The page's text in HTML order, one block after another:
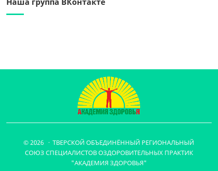
© 2026 · ТВЕРСКОЙ ОБЪЕДИНЁННЫЙ РЕГИОНАЛЬНЫЙ
СОЮЗ СПЕЦИАЛИСТОВ ОЗДОРОВИТЕЛЬНЫХ ПРАКТИК
"АКАДЕМИЯ ЗДОРОВЬЯ"